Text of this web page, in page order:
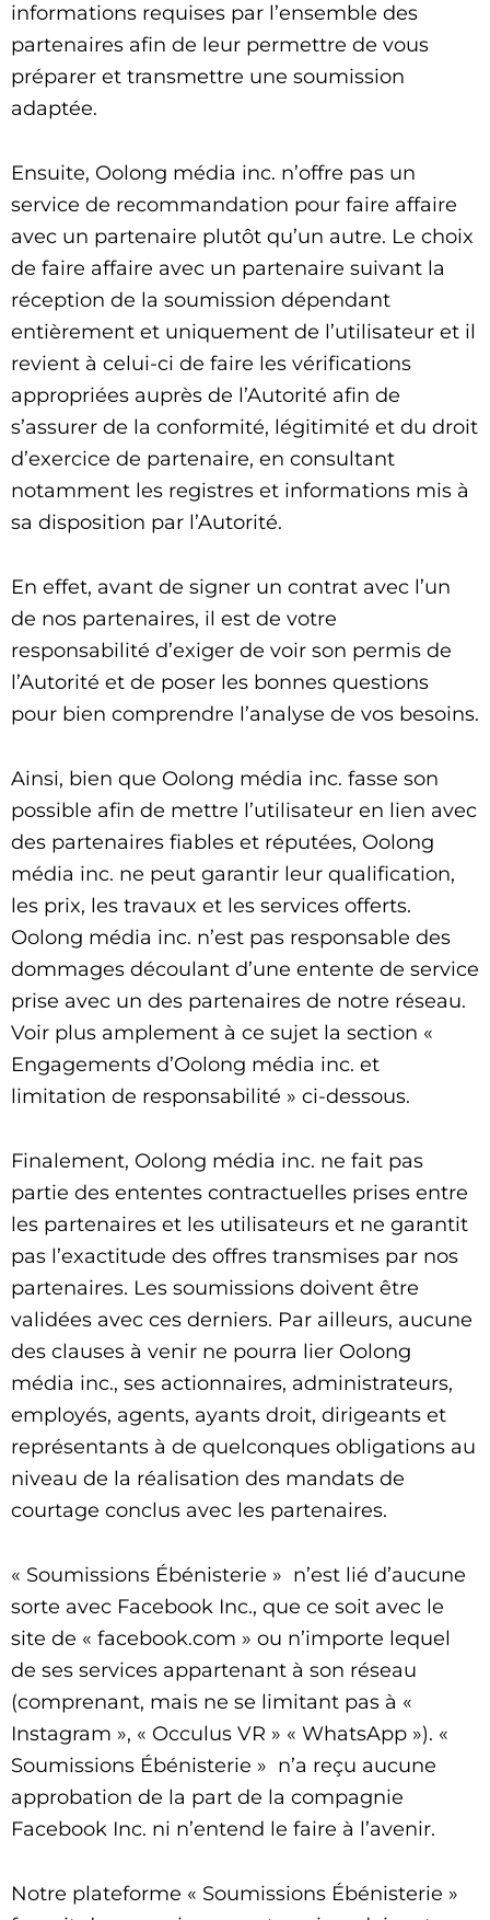
informations requises par l’ensemble des
partenaires afin de leur permettre de vous
préparer et transmettre une soumission
adaptée.
Ensuite, Oolong média inc. n’offre pas un
service de recommandation pour faire affaire
avec un partenaire plutôt qu’un autre. Le choix
de faire affaire avec un partenaire suivant la
réception de la soumission dépendant
entièrement et uniquement de l’utilisateur et il
revient à celui-ci de faire les vérifications
appropriées auprès de l’Autorité afin de
s’assurer de la conformité, légitimité et du droit
d’exercice de partenaire, en consultant
notamment les registres et informations mis à
sa disposition par l’Autorité.
En effet, avant de signer un contrat avec l’un
de nos partenaires, il est de votre
responsabilité d’exiger de voir son permis de
l’Autorité et de poser les bonnes questions
pour bien comprendre l’analyse de vos besoins.
Ainsi, bien que Oolong média inc. fasse son
possible afin de mettre l’utilisateur en lien avec
des partenaires fiables et réputées, Oolong
média inc. ne peut garantir leur qualification,
les prix, les travaux et les services offerts.
Oolong média inc. n’est pas responsable des
dommages découlant d’une entente de service
prise avec un des partenaires de notre réseau.
Voir plus amplement à ce sujet la section «
Engagements d’Oolong média inc. et
limitation de responsabilité » ci-dessous.
Finalement, Oolong média inc. ne fait pas
partie des ententes contractuelles prises entre
les partenaires et les utilisateurs et ne garantit
pas l’exactitude des offres transmises par nos
partenaires. Les soumissions doivent être
validées avec ces derniers. Par ailleurs, aucune
des clauses à venir ne pourra lier Oolong
média inc., ses actionnaires, administrateurs,
employés, agents, ayants droit, dirigeants et
représentants à de quelconques obligations au
niveau de la réalisation des mandats de
courtage conclus avec les partenaires.
« Soumissions Ébénisterie » n’est lié d’aucune
sorte avec Facebook Inc., que ce soit avec le
site de « facebook.com » ou n’importe lequel
de ses services appartenant à son réseau
(comprenant, mais ne se limitant pas à «
Instagram », « Occulus VR » « WhatsApp »). «
Soumissions Ébénisterie » n’a reçu aucune
approbation de la part de la compagnie
Facebook Inc. ni n’entend le faire à l’avenir.
Notre plateforme « Soumissions Ébénisterie »